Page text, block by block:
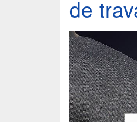
de